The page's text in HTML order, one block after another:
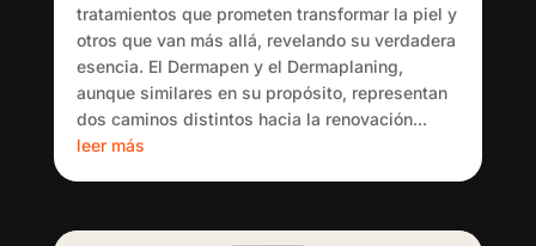
tratamientos que prometen transformar la piel y
otros que van más allá, revelando su verdadera
esencia. El Dermapen y el Dermaplaning,
aunque similares en su propósito, representan
dos caminos distintos hacia la renovación...
leer más